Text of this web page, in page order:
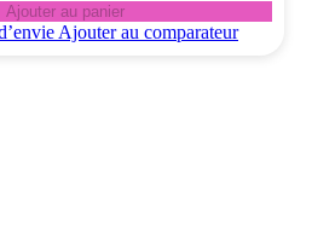
Ajouter au panier
Ajouter au comparateur